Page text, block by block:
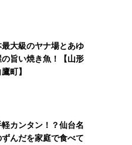
最大級のヤナ場とあゆ
の旨い焼き魚！【山形
町】
軽カンタン！？仙台名
ずんだを家庭で食べて